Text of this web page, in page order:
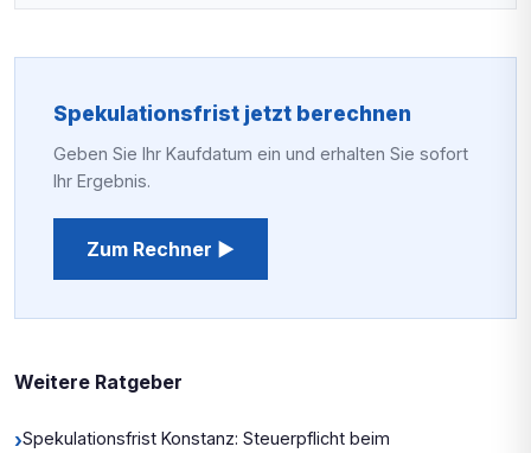
Spekulationsfrist jetzt berechnen
Geben Sie Ihr Kaufdatum ein und erhalten Sie sofort
Ihr Ergebnis.
Zum Rechner ▶
Weitere Ratgeber
›Spekulationsfrist Konstanz: Steuerpflicht beim